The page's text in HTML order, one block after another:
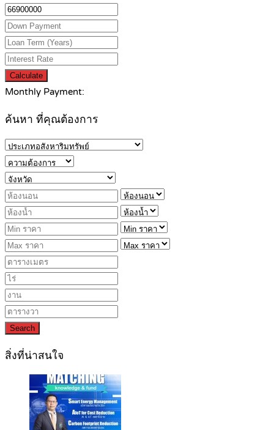
Calculate
Monthly Payment:
ค้นหา ที่คุณต้องการ
Search
สิ่งที่น่าสนใจ